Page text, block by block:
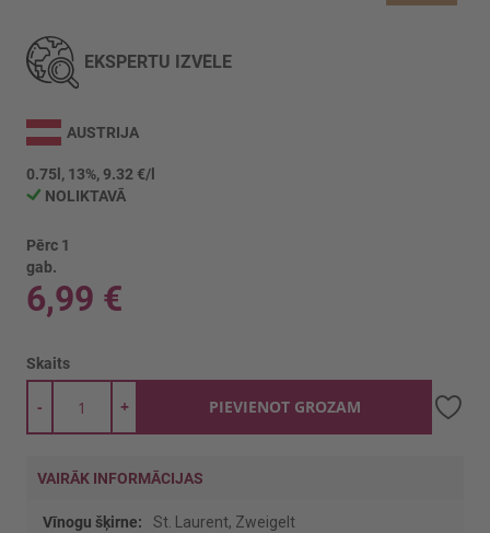
uz
galerijas
sākumu
EKSPERTU IZVĒLE
AUSTRIJA
0.75l, 13%, 9.32 €/l
NOLIKTAVĀ
Pērc 1
gab.
6,99 €
Skaits
+
- PIEVIENOT GROZAM
VAIRĀK INFORMĀCIJAS
Vairāk
St. Laurent, Zweigelt